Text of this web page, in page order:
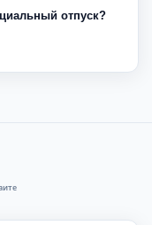
отпуск?